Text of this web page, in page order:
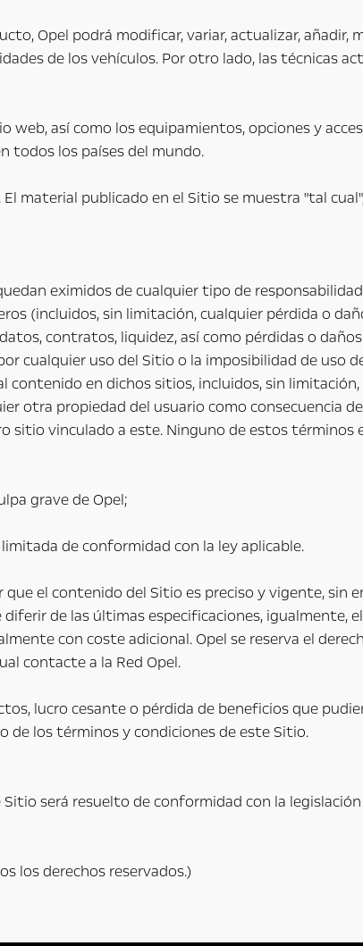
Opel podrá modificar, variar, actualizar,
de los vehículos. Por otro lado, las técnicas
web, así como los equipamientos, opciones y
todos los países del mundo.
material publicado en el Sitio se muestra "tal
eximidos de cualquier tipo de
(incluidos, sin limitación, cualquier pérdida o
contratos, liquidez, así como pérdidas o
cualquier uso del Sitio o la imposibilidad de uso
en dichos sitios, incluidos, sin
otra propiedad del usuario como consecuencia
vinculado a este. Ninguno de estos términos
grave de Opel;
de conformidad con la ley aplicable.
el contenido del Sitio es preciso y vigente, sin
de las últimas especificaciones, igualmente,
con coste adicional. Opel se reserva el
contacte a la Red Opel.
lucro cesante o pérdida de beneficios que
de los términos y condiciones de este Sitio.
será resuelto de conformidad con la
los derechos reservados.)